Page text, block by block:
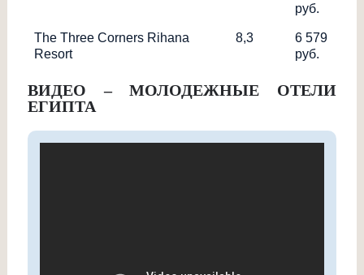
руб.
The Three Corners Rihana
Resort
8,3
6 579
руб.
ВИДЕО – МОЛОДЕЖНЫЕ ОТЕЛИ
ЕГИПТА